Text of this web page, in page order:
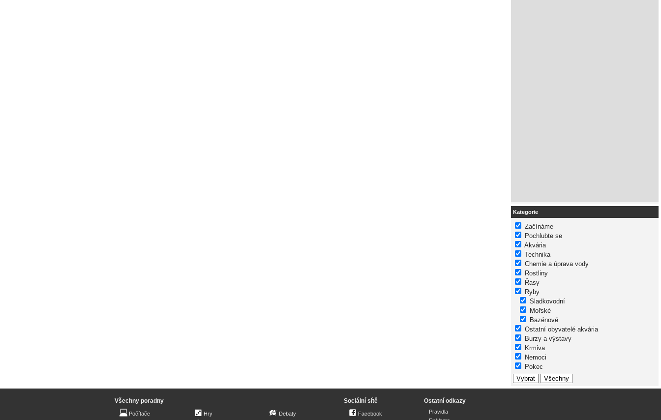
Kategorie
Začínáme
Pochlubte se
Akvária
Technika
Chemie a úprava vody
Rostliny
Řasy
Ryby
Sladkovodní
Mořské
Bazénové
Ostatní obyvatelé akvária
Burzy a výstavy
Krmiva
Nemoci
Pokec
Všechny poradny
Počítače Hry Debaty
Sociální sítě
Facebook
Ostatní odkazy
Pravidla